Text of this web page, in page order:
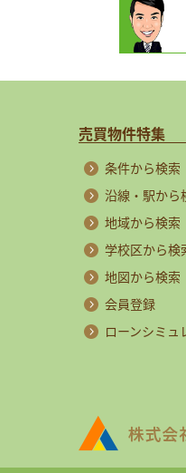
売買物件特集
条件から検索
沿線・駅から
地域から検索
学校区から検
地図から検索
会員登録
ローンシミュ